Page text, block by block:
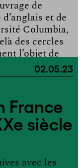
de
et de
Columbia,
des cercles
l’objet de
02.05.23
France
siècle
avec les